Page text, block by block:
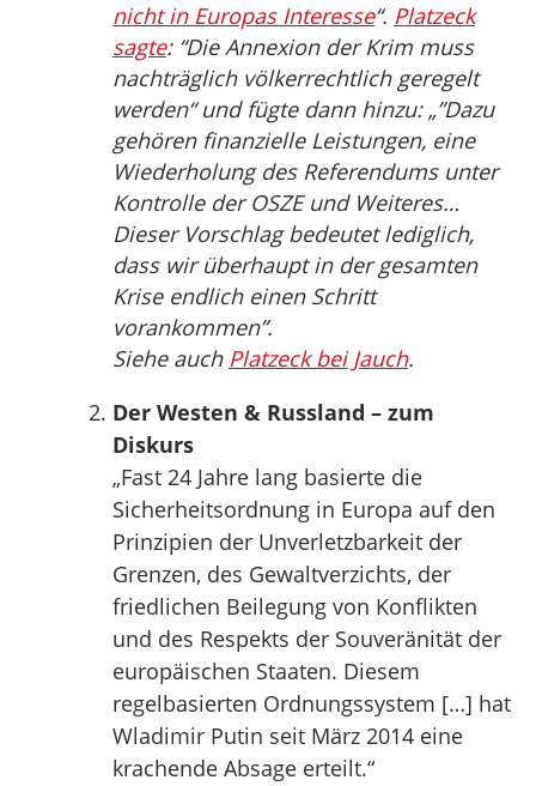
nicht in Europas Interesse“. Platzeck
sagte: “Die Annexion der Krim muss
nachträglich völkerrechtlich geregelt
werden“ und fügte dann hinzu: „”Dazu
gehören finanzielle Leistungen, eine
Wiederholung des Referendums unter
Kontrolle der OSZE und Weiteres…
Dieser Vorschlag bedeutet lediglich,
dass wir überhaupt in der gesamten
Krise endlich einen Schritt
vorankommen”.
Siehe auch Platzeck bei Jauch.
Der Westen & Russland – zum
Diskurs
„Fast 24 Jahre lang basierte die
Sicherheitsordnung in Europa auf den
Prinzipien der Unverletzbarkeit der
Grenzen, des Gewaltverzichts, der
friedlichen Beilegung von Konflikten
und des Respekts der Souveränität der
europäischen Staaten. Diesem
regelbasierten Ordnungssystem […] hat
Wladimir Putin seit März 2014 eine
krachende Absage erteilt.“